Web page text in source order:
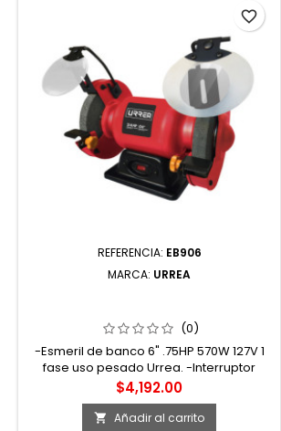
REFERENCIA: EB906
MARCA: URREA
(0)
-Esmeril de banco 6" .75HP 570W 127V 1
fase uso pesado Urrea. -Interruptor
sellado.. -Monofásico.. -Capacidad de
piedra 6".
Precio
$4,192.00
 Añadir al carrito
favorite_border